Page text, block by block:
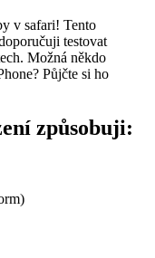
v safari! Tento
testovat
Možná někdo
Půjčte si ho
způsobuji: